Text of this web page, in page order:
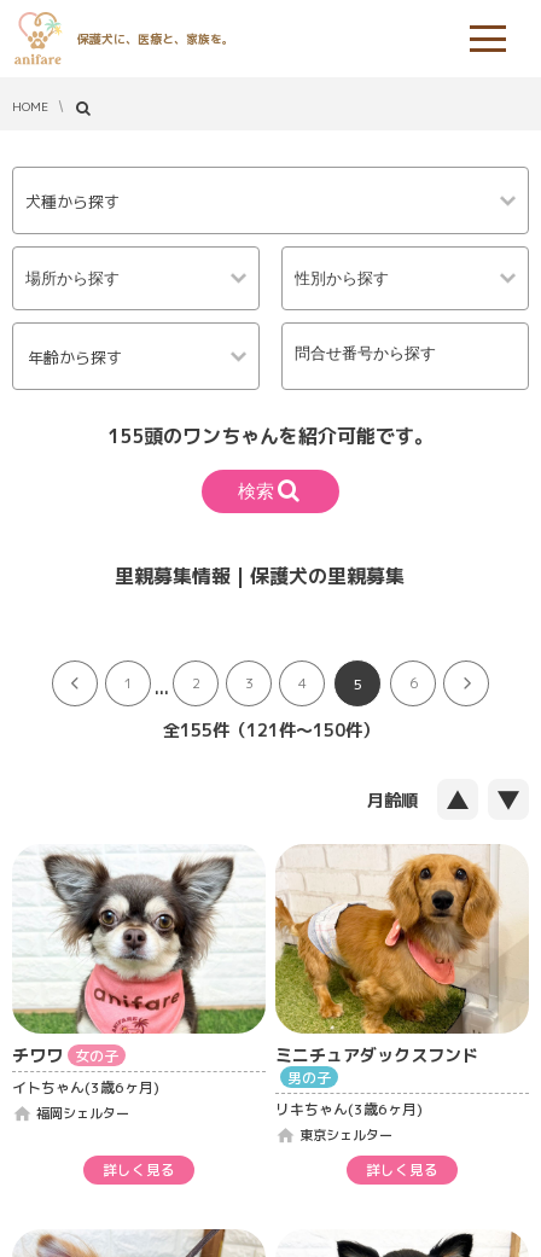
保護犬に、医療と、家族を。
HOME
犬種から探す
年齢から探す
155頭のワンちゃんを紹介可能です。
検索
里親募集情報 | 保護犬の里親募集
1 ... 2 3 4 5 6
全155件（121件〜150件）
月齢順 ▲ ▼
チワワ
女の子
イトちゃん(3歳6ヶ月)
home 福岡シェルター
詳しく見る
ミニチュアダックスフンド
男の子
リキちゃん(3歳6ヶ月)
home 東京シェルター
詳しく見る